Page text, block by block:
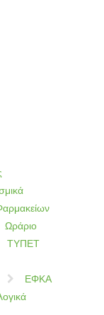
Ωράριο
ΤΥΠΕΤ
ΕΦΚΑ